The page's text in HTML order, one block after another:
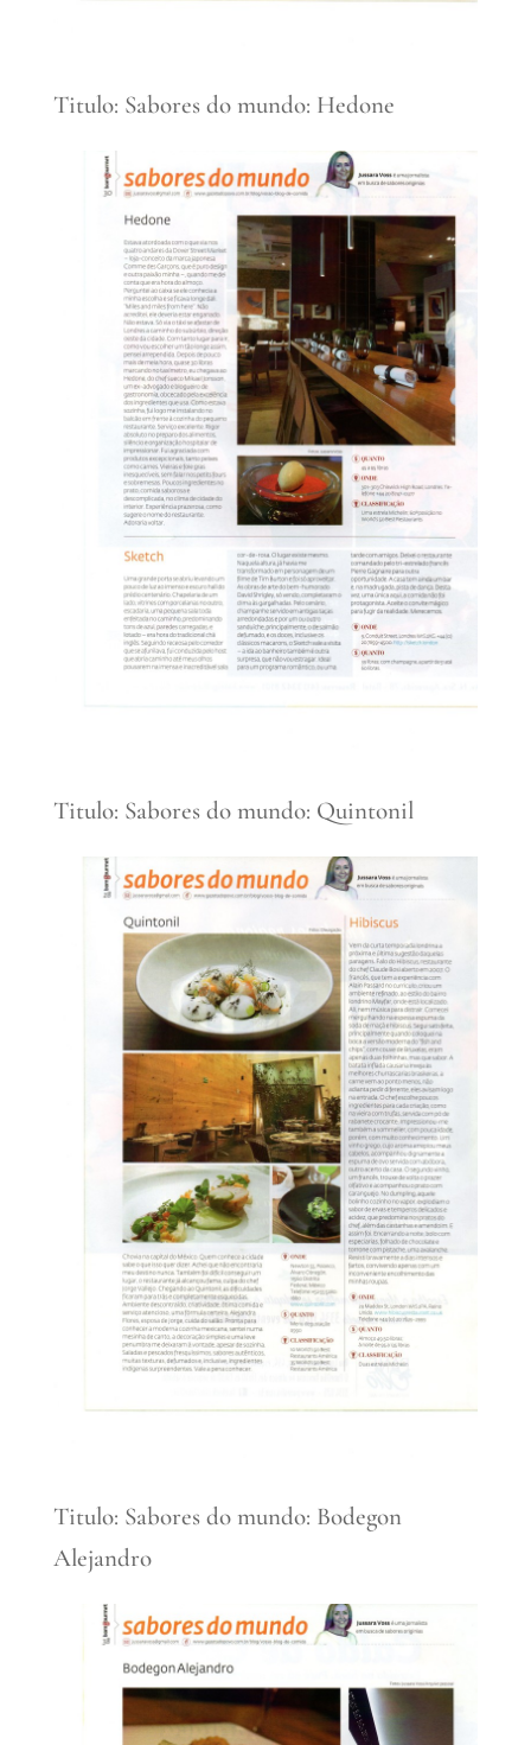
Titulo: Sabores do mundo: Hedone
Titulo: Sabores do mundo: Quintonil
Titulo: Sabores do mundo: Bodegon
Alejandro